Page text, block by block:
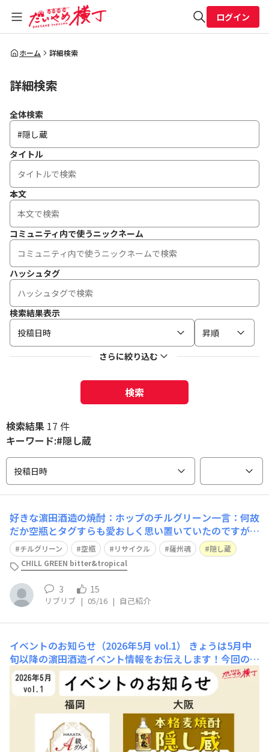
全体検索
ログイン
ホーム 詳細検索
詳細検索
全体検索
タイトル
本文
コミュニティ内で使うニックネーム
ハッシュタグ
検索結果表示
投稿日時
昇順
さらに絞り込む
検索
検索結果 17 件
キーワード:#隠し蔵
投稿日時
好きな濵田酒造の焼酎：ホップのチルグリーン一言：何故
だか空瓶とタグすらも愛おしく思い置いていたのですが、
さすがに増えてきたので一度お返しします。また、美味し
い焼酎を詰めて戻ってきてください。
チルグリーン 空瓶 リサイクル 薩州魂
隠し蔵
CHILL GREEN bitter&tropical
3 15
リブリブ | 05/16 | 自己紹介
イベントのお知らせ（2026年5月 vol.1）
きょうは5月中
旬以降の濵田酒造イベント情報をお伝えします！今回の舞
台は福岡＆大阪、ぜひ会場へお越しください♪①HAKATA
A級グルメ大食覧会2026JR博多駅前広場で開催されるグ
ルメの祭典「HAKATA A級グルメ大食覧会2026」「香る焼
酎スタンド」としてだいやめやCHILL GREENを準備し